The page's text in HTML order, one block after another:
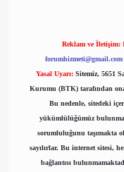
Reklam ve İletişim:
forumhizmeti@gmail.com
Yasal Uyarı: Sitemiz, 5651
Kurumu (BTK) tarafından
Bu nedenle, sitedeki
yükümlülüğümüz
sorumluluğunu taşımakta
sayılırlar. Bu internet sitesi,
bağlantısı